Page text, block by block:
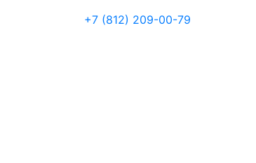
+7 (812) 209-00-79